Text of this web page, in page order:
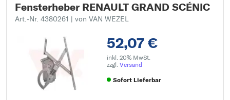
Fensterheber RENAULT GRAND SCÉNIC
Art.-Nr. 4380261 | von VAN WEZEL
52,07 €
inkl. 20% MwSt.
zzgl. Versand
Sofort Lieferbar